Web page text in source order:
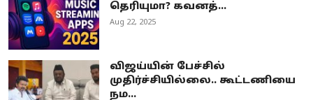
தெரியுமா? கவனத்...
Aug 22, 2025
விஜய்யின் பேச்சில்
முதிர்ச்சியில்லை.. கூட்டணியை
நம...